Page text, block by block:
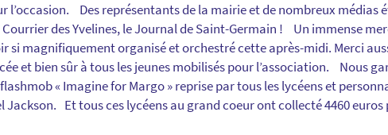
l’occasion. Des représentants de la mairie et de nombreux médias
Courrier des Yvelines, le Journal de Saint-Germain ! Un immense
si magnifiquement organisé et orchestré cette après-midi. Merci
et bien sûr à tous les jeunes mobilisés pour l’association. Nous
« Imagine for Margo » reprise par tous les lycéens et
Jackson. Et tous ces lycéens au grand coeur ont collecté 4460